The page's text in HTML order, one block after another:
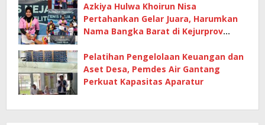
Azkiya Hulwa Khoirun Nisa
Pertahankan Gelar Juara, Harumkan
Nama Bangka Barat di Kejurprov
Pelatihan Pengelolaan Keuangan dan
Aset Desa, Pemdes Air Gantang
Perkuat Kapasitas Aparatur